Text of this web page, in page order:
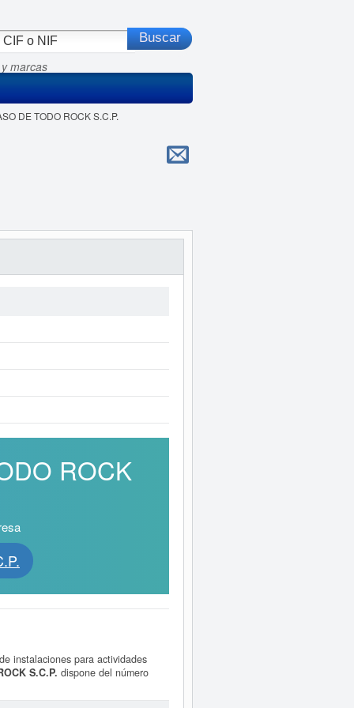
marcas
DE TODO ROCK S.C.P.
ROCK
instalaciones para actividades
S.C.P. dispone del número